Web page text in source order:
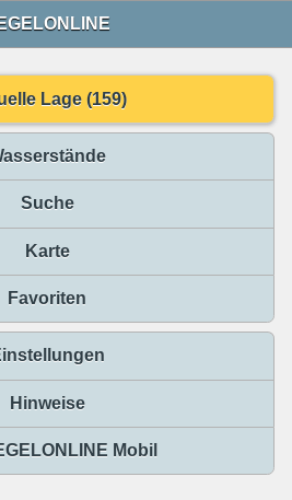
Lage (159)
Suche
Karte
Favoriten
Hinweise
Mobil